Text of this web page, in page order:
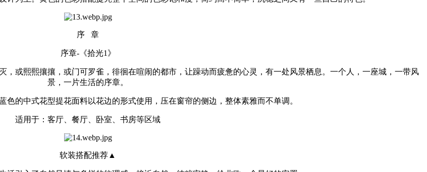
序 章
序章-《拾光1》
或熙熙攘攘，或门可罗雀，徘徊在喧闹的都市，让躁动而疲惫的心灵，有一处风景栖息。一个人，一座城，一带风
景，一片生活的序章。
色的中式花型提花面料以花边的形式使用，压在窗帘的侧边，整体素雅而不单调。
适用于：客厅、餐厅、卧室、书房等区域
软装搭配推荐▲